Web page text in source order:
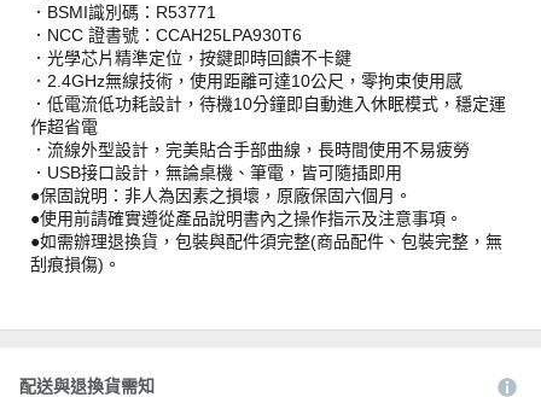
．BSMI識別碼：R53771
．NCC 證書號：CCAH25LPA930T6
．光學芯片精準定位，按鍵即時回饋不卡鍵
．2.4GHz無線技術，使用距離可達10公尺，零拘束使用感
．低電流低功耗設計，待機10分鐘即自動進入休眠模式，穩定運
作超省電
．流線外型設計，完美貼合手部曲線，長時間使用不易疲勞
．USB接口設計，無論桌機、筆電，皆可隨插即用
●保固說明：非人為因素之損壞，原廠保固六個月。
●使用前請確實遵從產品說明書內之操作指示及注意事項。
●如需辦理退換貨，包裝與配件須完整(商品配件、包裝完整，無
刮痕損傷)。
配送與退換貨需知